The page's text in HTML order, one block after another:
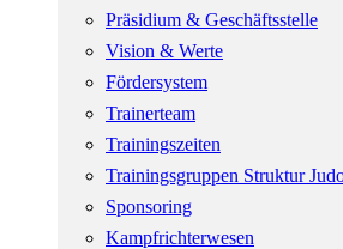
Präsidium & Geschäftsstelle
Vision & Werte
Fördersystem
Trainerteam
Trainingszeiten
Trainingsgruppen Struktur
Sponsoring
Kampfrichterwesen